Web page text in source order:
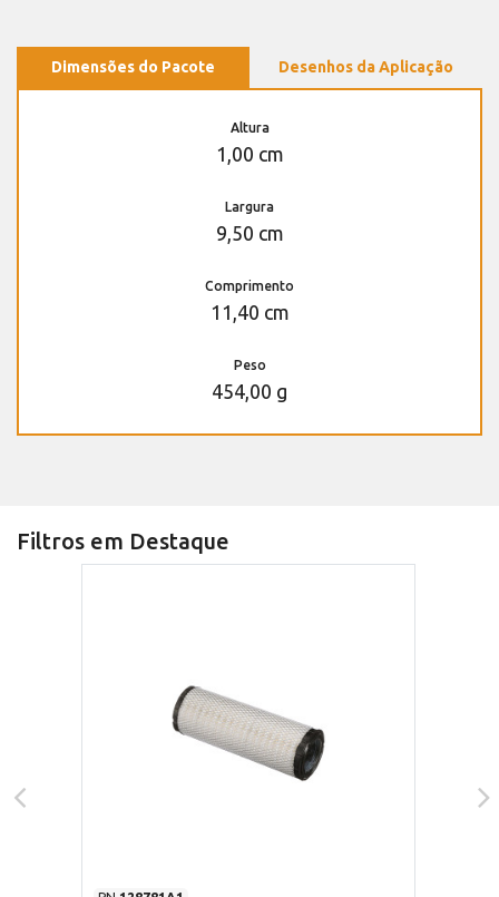
Dimensões do Pacote Desenhos da Aplicação
Altura
1,00 cm
Largura
9,50 cm
Comprimento
11,40 cm
Peso
454,00 g
Filtros em Destaque